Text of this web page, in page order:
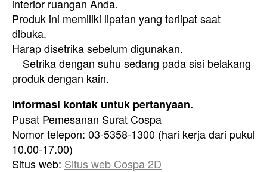
interior ruangan Anda.
Produk ini memiliki lipatan yang terlipat saat
dibuka.
Harap disetrika sebelum digunakan.
Setrika dengan suhu sedang pada sisi belakang
produk dengan kain.
Informasi kontak untuk pertanyaan.
Pusat Pemesanan Surat Cospa
Nomor telepon: 03-5358-1300 (hari kerja dari pukul
10.00-17.00)
Situs web: Situs web Cospa 2D